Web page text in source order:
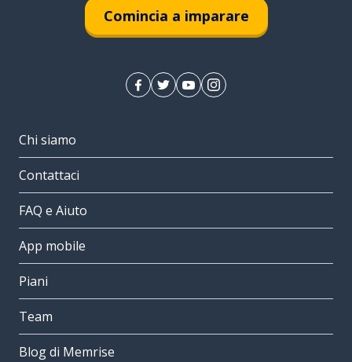
Comincia a imparare
Chi siamo
Contattaci
FAQ e Aiuto
App mobile
Piani
Team
Blog di Memrise